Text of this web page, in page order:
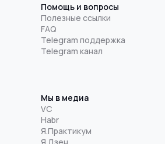
Помощь и вопросы
Полезные ссылки
FAQ
Telegram поддержка
Telegram канал
Мы в медиа
VC
Habr
Я.Практикум